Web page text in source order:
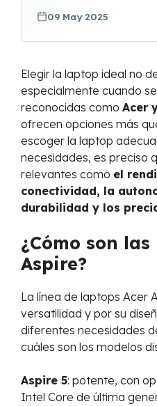
09 May 2025
Elegir la laptop ideal no
especialmente cuando
reconocidas como Acer
ofrecen opciones más
escoger la laptop
necesidades, es preciso
relevantes como el
conectividad, la
durabilidad y los
¿Cómo son
Aspire?
La línea de laptops Acer
versatilidad y por su
diferentes necesidades
cuáles son los modelos
Aspire 5: potente, con
Intel Core de última